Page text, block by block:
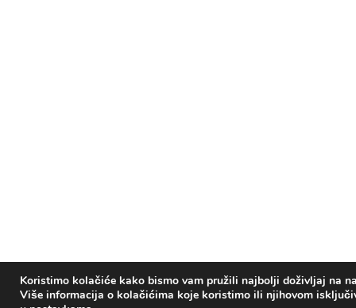
Koristimo kolačiće kako bismo vam pružili najbolji doživljaj na
Više informacija o kolačićima koje koristimo ili njihovom